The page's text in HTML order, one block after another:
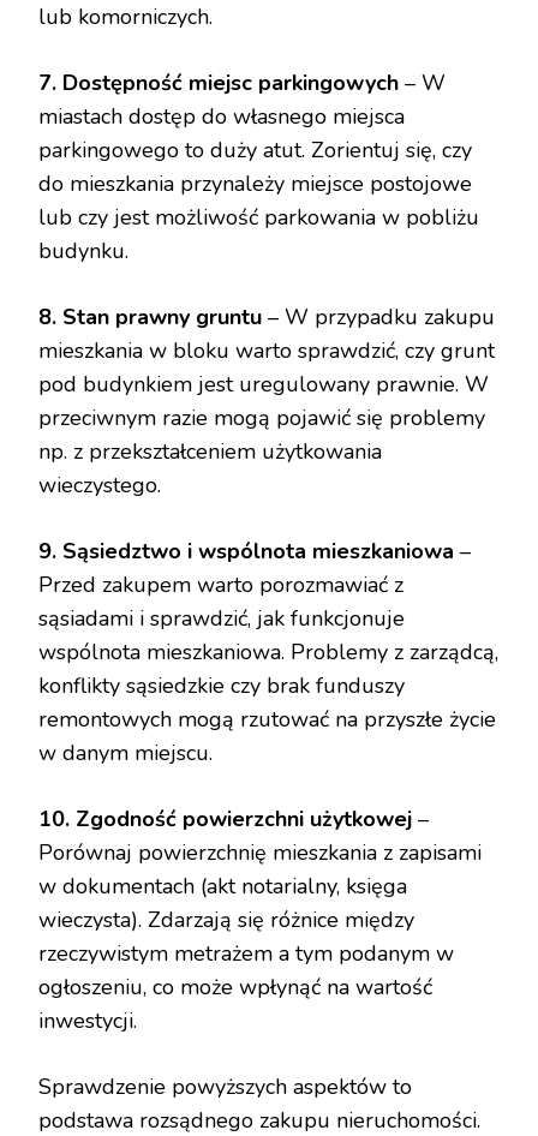
lub komorniczych.
7. Dostępność miejsc parkingowych – W
miastach dostęp do własnego miejsca
parkingowego to duży atut. Zorientuj się, czy
do mieszkania przynależy miejsce postojowe
lub czy jest możliwość parkowania w pobliżu
budynku.
8. Stan prawny gruntu – W przypadku zakupu
mieszkania w bloku warto sprawdzić, czy grunt
pod budynkiem jest uregulowany prawnie. W
przeciwnym razie mogą pojawić się problemy
np. z przekształceniem użytkowania
wieczystego.
9. Sąsiedztwo i wspólnota mieszkaniowa –
Przed zakupem warto porozmawiać z
sąsiadami i sprawdzić, jak funkcjonuje
wspólnota mieszkaniowa. Problemy z zarządcą,
konflikty sąsiedzkie czy brak funduszy
remontowych mogą rzutować na przyszłe życie
w danym miejscu.
10. Zgodność powierzchni użytkowej –
Porównaj powierzchnię mieszkania z zapisami
w dokumentach (akt notarialny, księga
wieczysta). Zdarzają się różnice między
rzeczywistym metrażem a tym podanym w
ogłoszeniu, co może wpłynąć na wartość
inwestycji.
Sprawdzenie powyższych aspektów to
podstawa rozsądnego zakupu nieruchomości.